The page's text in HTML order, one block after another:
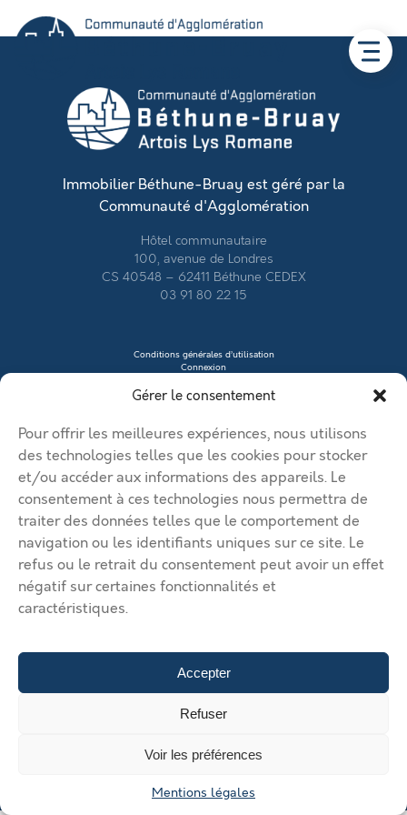
Gérer le consentement
Pour offrir les meilleures expériences, nous utilisons
des technologies telles que les cookies pour stocker
et/ou accéder aux informations des appareils. Le
consentement à ces technologies nous permettra de
traiter des données telles que le comportement de
navigation ou les identifiants uniques sur ce site. Le
refus ou le retrait du consentement peut avoir un effet
négatif sur certaines fonctionnalités et
caractéristiques.
Accepter
Refuser
Voir les préférences
Mentions légales
Immobilier Béthune-Bruay est géré par la
Communauté d'Agglomération
Hôtel communautaire
100, avenue de Londres
CS 40548 – 62411 Béthune CEDEX
03 91 80 22 15
Conditions générales d’utilisation
Connexion
Créer mon profil
Mentions légales
Modifier mon annonce
Mon compte
Nous contacter
RGPD
© 2026 Immobilier Béthune Bruay. Tous droits réservés.
Vos solutions d’implantation dans l’agglomération Béthune Bruay
Artois Lys Romane
Vos solutions d’implantation dans
l’agglomération Béthune Bruay Artois Lys Romane
d’implantation dans l’agglomération Béthune Bruay Artois Lys
Gérer mes annonces